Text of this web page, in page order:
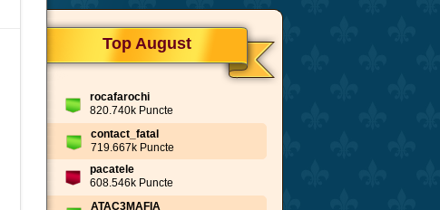
Top August
rocafarochi
820.740k Puncte
contact_fatal
719.667k Puncte
pacatele
608.546k Puncte
ATAC3MAFIA